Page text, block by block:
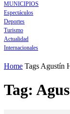
MUNICIPIOS
Espectáculos
Deportes
Turismo
Actualidad
Internacionales
Home Tags Agustín
Tag: